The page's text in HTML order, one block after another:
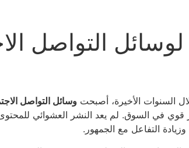
التواصل
السنوات الأخيرة، أصبحت وسائل التواصل
قوي في السوق. لم يعد النشر العشوائي
التفاعل مع الجمهور.